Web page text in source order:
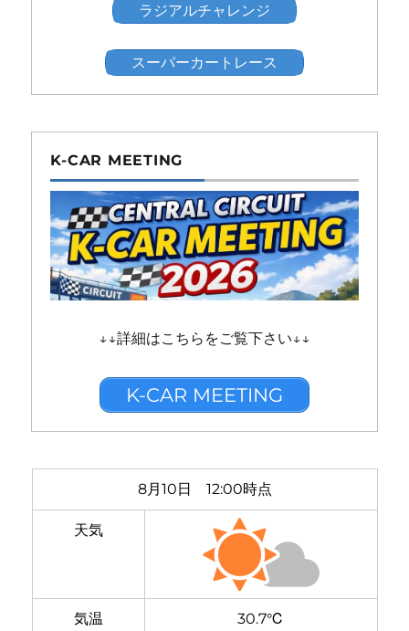
ラジアルチャレンジ
スーパーカートレース
K-CAR MEETING
↓↓詳細はこちらをご覧下さい↓↓
K-CAR MEETING
8月10日 12:00時点
天気
気温 30.7℃